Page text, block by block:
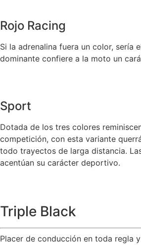
Rojo Racing
Si la adrenalina fuera un color, sería
dominante confiere a la moto un
Sport
Dotada de los tres colores
competición, con esta variante
todo trayectos de larga distancia.
acentúan su carácter deportivo.
Triple Black
Placer de conducción en toda regla